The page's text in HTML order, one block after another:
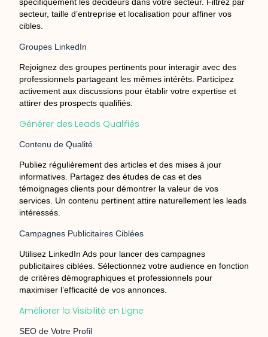
secteur, taille d’entreprise et localisation pour affiner vos
cibles.
Groupes LinkedIn
Rejoignez des groupes pertinents pour interagir avec des
professionnels partageant les mêmes intérêts. Participez
activement aux discussions pour établir votre expertise et
attirer des prospects qualifiés.
Générer des Leads Qualifiés
Contenu de Qualité
Publiez régulièrement des articles et des mises à jour
informatives. Partagez des études de cas et des
témoignages clients pour démontrer la valeur de vos
services. Un contenu pertinent attire naturellement les leads
intéressés.
Campagnes Publicitaires Ciblées
Utilisez LinkedIn Ads pour lancer des campagnes
publicitaires ciblées. Sélectionnez votre audience en fonction
de critères démographiques et professionnels pour
maximiser l’efficacité de vos annonces.
Améliorer la Visibilité en Ligne
SEO de Votre Profil